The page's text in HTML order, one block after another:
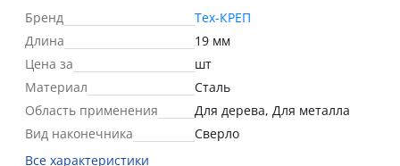
Бренд
Тех-КРЕП
Длина
19 мм
Цена за
шт
Материал
Сталь
Область применения
Для дерева, Для металла
Вид наконечника
Сверло
Все характеристики